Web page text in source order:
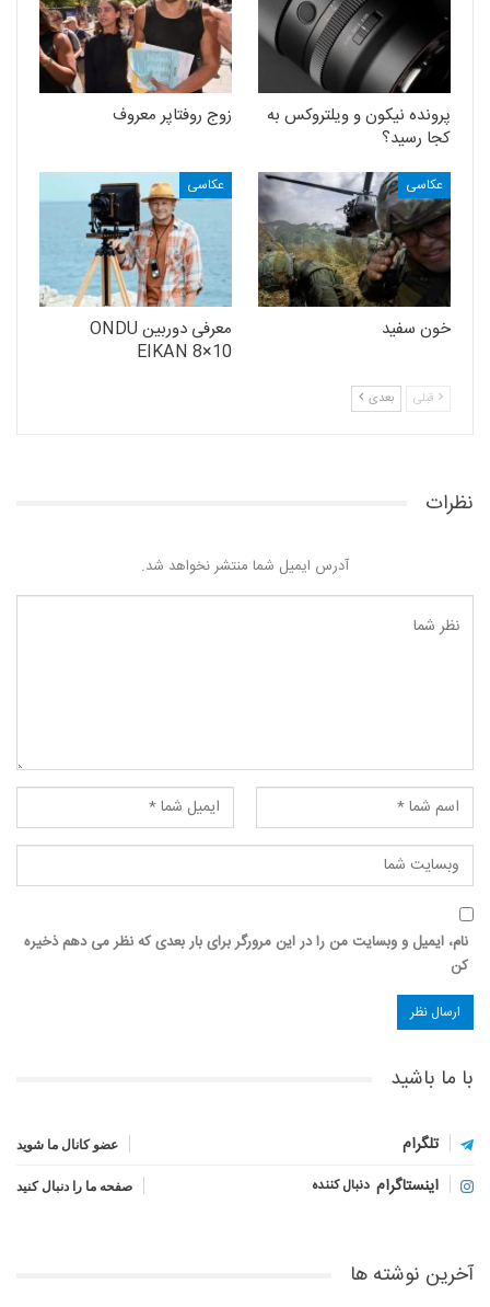
پرونده نیکون و ویلتروکس به
کجا رسید؟
زوج روفتاپر معروف
عکاسی
خون سفید
عکاسی
معرفی دوربین ONDU
EIKAN 8×10
قبلی بعدی
نظرات
آدرس ایمیل شما منتشر نخواهد شد.
نام، ایمیل و وبسایت من را در این مرورگر برای بار بعدی که نظر می دهم ذخیره
کن
با ما باشید
تلگرام عضو کانال ما شوید
اینستاگرام دنبال کننده صفحه ما را دنبال کنید
آخرین نوشته ها